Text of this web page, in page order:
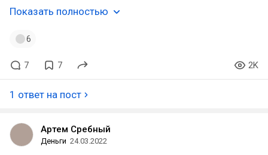
Показать полностью
6
7 7 2K
1 ответ на пост
Артем Сребный
Деньги 24.03.2022